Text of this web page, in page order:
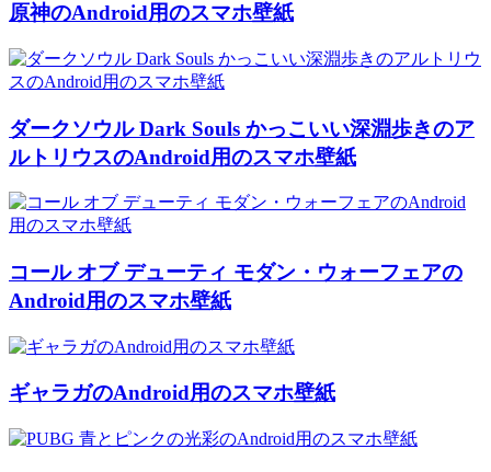
原神のAndroid用のスマホ壁紙
ダークソウル Dark Souls かっこいい深淵歩きのア
ルトリウスのAndroid用のスマホ壁紙
コール オブ デューティ モダン・ウォーフェアの
Android用のスマホ壁紙
ギャラガのAndroid用のスマホ壁紙